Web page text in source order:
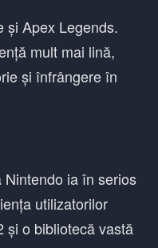
și Apex Legends.
mult mai lină,
și înfrângere în
ia în serios
utilizatorilor
și o bibliotecă vastă